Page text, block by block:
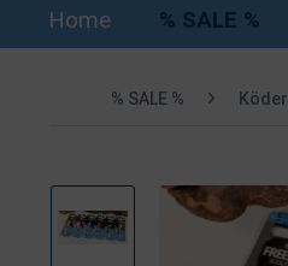
Home % SALE %
% SALE % Köder